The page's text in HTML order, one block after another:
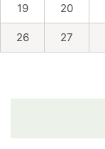
19 20
26 27